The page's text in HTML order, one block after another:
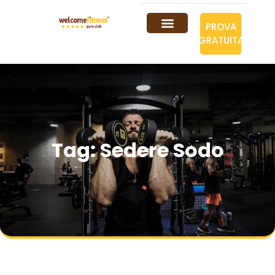
PROVA
GRATUITA
Tag: Sedere Sodo